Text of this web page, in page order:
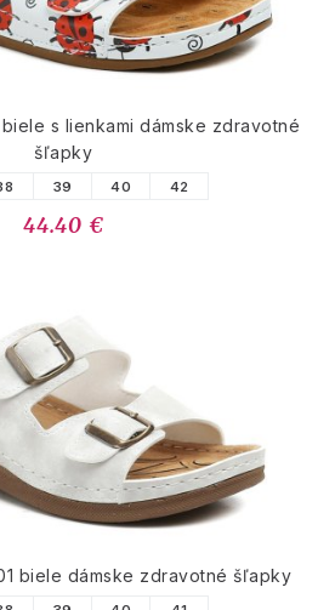
s lienkami dámske zdravotné
šľapky
39 40 42
44.40 €
biele dámske zdravotné šľapky